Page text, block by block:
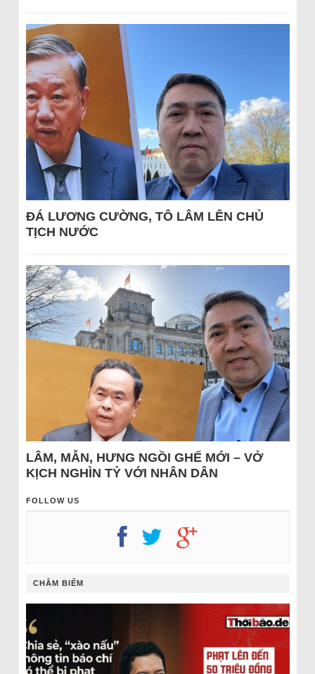
ĐÁ LƯƠNG CƯỜNG, TÔ LÂM LÊN CHỦ
TỊCH NƯỚC
LÂM, MẪN, HƯNG NGỒI GHẾ MỚI – VỞ
KỊCH NGHÌN TỶ VỚI NHÂN DÂN
FOLLOW US
CHÂM BIẾM